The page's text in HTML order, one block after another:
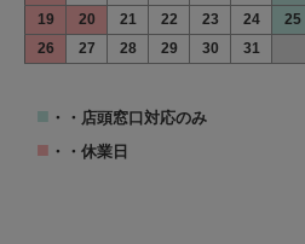
19
20 21 22 23 24
25
26
27 28 29 30 31
■ ・・店頭窓口対応のみ
■ ・・休業日